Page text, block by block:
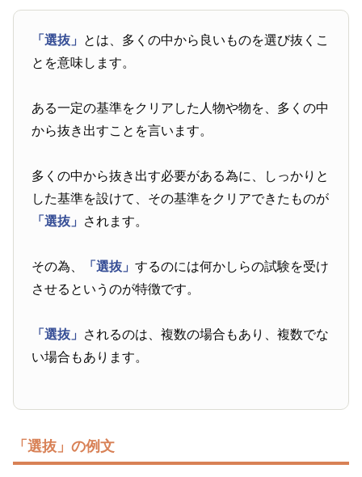
「選抜」 とは、多くの中から良いものを選び抜くこ
とを意味します。
ある一定の基準をクリアした人物や物を、多くの中
から抜き出すことを言います。
多くの中から抜き出す必要がある為に、しっかりと
した基準を設けて、その基準をクリアできたものが
「選抜」 されます。
その為、 「選抜」するのには何かしらの試験を受け
させるというのが特徴です。
「選抜」 されるのは、複数の場合もあり、複数でな
い場合もあります。
「選抜」の例文